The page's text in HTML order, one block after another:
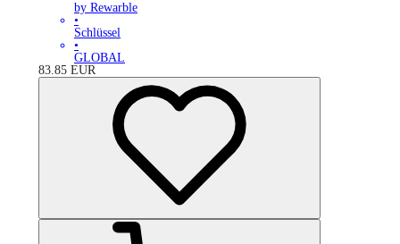
by Rewarble
•
Schlüssel
•
GLOBAL
83.85 EUR